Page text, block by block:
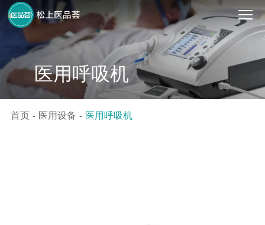
医用呼吸机
首页 - 医用设备 - 医用呼吸机